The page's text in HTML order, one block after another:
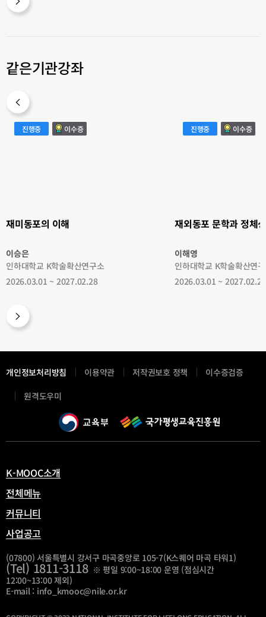
같은기관강좌
재
동
진행중 이수증
재미동포의 이해
이승은
인하대학교 K학술확산연구소
2026.03.01 ~ 2027.02.28
재
동
진행중 이수증
재외동포 문학과 정체성
이해영
인하대학교 K학술확산연
2026.03.01 ~ 2027.02.28
개인정보처리방침 이용약관 저작권보호 정책
이수증검증
원격도우미새
창
열
K-MOOC소개
전체메뉴
커뮤니티
사업공고
(07800) 서울특별시 강서구 마곡중앙로 105-7(K스퀘어 마곡 타워1)
(Tel) 1811-3118※ 평일 9:00~18:00 운영 (점심시간
12:00~13:00 제외)
E-mail : info_kmooc@nile.or.kr